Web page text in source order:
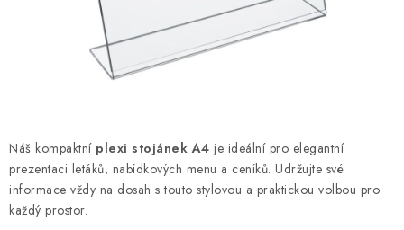
Podmínky vrácení peněz
Nepřebraná dobírka
Náš kompaktní plexi stojánek A4 je ideální pro elegantní
prezentaci letáků, nabídkových menu a ceníků. Udržujte své
informace vždy na dosah s touto stylovou a praktickou volbou pro
každý prostor.